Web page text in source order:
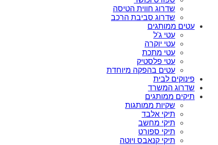
שדרוג חווית הטיסה
שדרוג סביבת הרכב
עטים ממותגים
עטי ג'ל
עטי יוקרה
עטי מתכת
עטי פלסטיק
עטים בהפקה מיוחדת
פינוקים לבית
שדרוג המשרד
תיקים ממותגים
שקיות ממותגות
תיקי אלבד
תיקי מחשב
תיקי ספורט
תיקי קנאבס ויוטה